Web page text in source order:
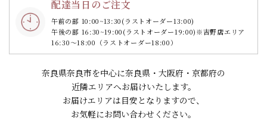
配達当日のご注文
午前の部 10:00~13:30(ラストオーダー13:00)
午後の部 16:30~19:00(ラストオーダー19:00)※吉野店エリア
16:30～18:00（ラストオーダー18:00）
奈良県奈良市を中心に奈良県・大阪府・京都府の
近隣エリアへお届けいたします。
お届けエリアは目安となりますので、
お気軽にお問い合わせください。